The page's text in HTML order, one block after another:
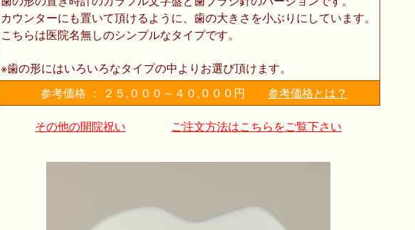
カウンターにも置いて頂けるように、歯の大きさを小ぶりにしています。
こちらは医院名無しのシンプルなタイプです。
※歯の形にはいろいろなタイプの中よりお選び頂けます。
参考価格 ： ２５,０００～４０,０００円
参考価格とは？
その他の開院祝い ご注文方法はこちらをご覧下さい